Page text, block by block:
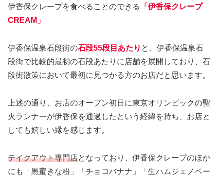
伊香保クレープを食べることのできる
「伊香保クレープ
CREAM」
伊香保温泉石段街の石段55段目あたり と、伊香保温泉石
段街で比較的最初の石段あたりに店舗を展開しており、石
段街散策において最初に見つかる方のお店だと思います。
上述の通り、お店のオープン初日に東京オリンピックの聖
火ランナーが伊香保を通過したという経緯を持ち、お店と
しても嬉しい縁を感じます。
テイクアウト専門店となっており、伊香保クレープのほか
にも「黒蜜きな粉」「チョコバナナ」「生ハムジェノベー